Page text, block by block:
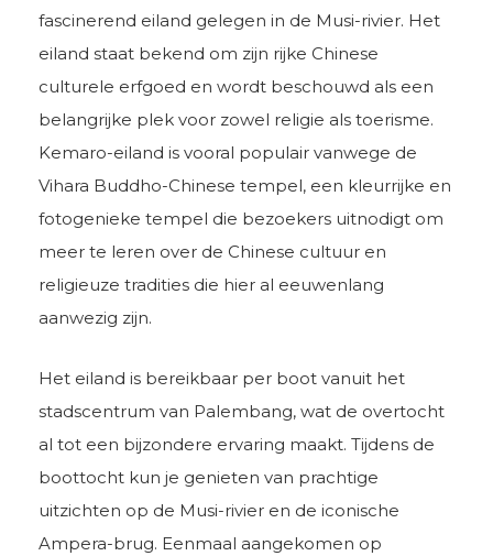
fascinerend eiland gelegen in de Musi-rivier. Het
eiland staat bekend om zijn rijke Chinese
culturele erfgoed en wordt beschouwd als een
belangrijke plek voor zowel religie als toerisme.
Kemaro-eiland is vooral populair vanwege de
Vihara Buddho-Chinese tempel, een kleurrijke en
fotogenieke tempel die bezoekers uitnodigt om
meer te leren over de Chinese cultuur en
religieuze tradities die hier al eeuwenlang
aanwezig zijn.
Het eiland is bereikbaar per boot vanuit het
stadscentrum van Palembang, wat de overtocht
al tot een bijzondere ervaring maakt. Tijdens de
boottocht kun je genieten van prachtige
uitzichten op de Musi-rivier en de iconische
Ampera-brug. Eenmaal aangekomen op